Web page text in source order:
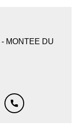
MONTEE DU